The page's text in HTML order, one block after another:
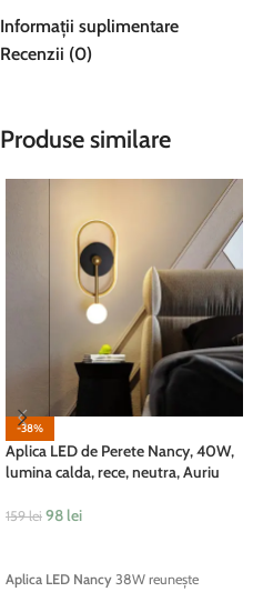
Informații suplimentare
Recenzii (0)
Produse similare
-38%
Aplica LED de Perete Nancy, 40W,
lumina calda, rece, neutra, Auriu
159lei 98 lei
Aplica LED Nancy 38W reunește